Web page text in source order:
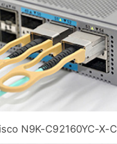
N9K-C92160YC-X-C